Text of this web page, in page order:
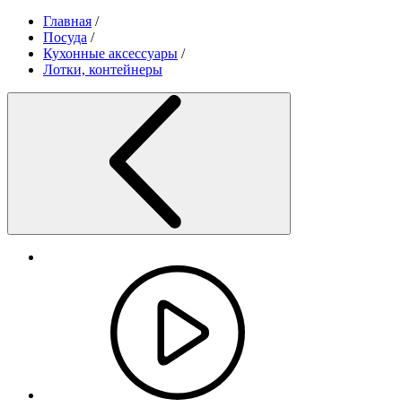
Главная /
Посуда /
Кухонные аксессуары /
Лотки, контейнеры